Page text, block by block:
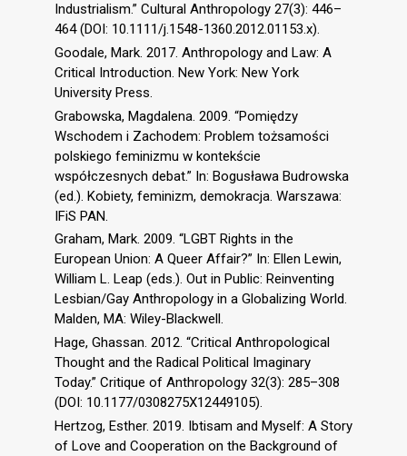
Industrialism.” Cultural Anthropology 27(3): 446–
464 (DOI: 10.1111/j.1548-1360.2012.01153.x).
Goodale, Mark. 2017. Anthropology and Law: A
Critical Introduction. New York: New York
University Press.
Grabowska, Magdalena. 2009. “Pomiędzy
Wschodem i Zachodem: Problem tożsamości
polskiego feminizmu w kontekście
współczesnych debat.” In: Bogusława Budrowska
(ed.). Kobiety, feminizm, demokracja. Warszawa:
IFiS PAN.
Graham, Mark. 2009. “LGBT Rights in the
European Union: A Queer Affair?” In: Ellen Lewin,
William L. Leap (eds.). Out in Public: Reinventing
Lesbian/Gay Anthropology in a Globalizing World.
Malden, MA: Wiley-Blackwell.
Hage, Ghassan. 2012. “Critical Anthropological
Thought and the Radical Political Imaginary
Today.” Critique of Anthropology 32(3): 285–308
(DOI: 10.1177/0308275X12449105).
Hertzog, Esther. 2019. Ibtisam and Myself: A Story
of Love and Cooperation on the Background of